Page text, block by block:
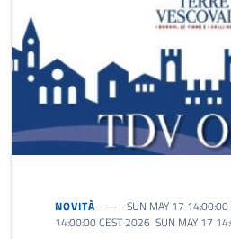
NOVITÀ
SUN MAY 17
14:00:00 CEST 2026 SUN MAY 17